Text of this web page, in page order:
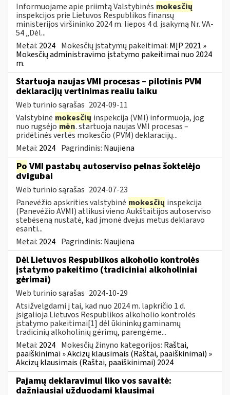
Informuojame apie priimtą Valstybinės mokesčių
inspekcijos prie Lietuvos Respublikos finansų
ministerijos viršininko 2024 m. liepos 4 d. įsakymą Nr. VA-
54 „Dėl...
Metai: 2024 Mokesčių įstatymų pakeitimai: MĮP 2021 »
Mokesčių administravimo įstatymo pakeitimai nuo 2024
m.
Startuoja naujas VMI procesas – pilotinis PVM
deklaracijų vertinimas realiu laiku
Web turinio sąrašas 2024-09-11
Valstybinė mokesčių inspekcija (VMI) informuoja, jog
nuo rugsėjomėn. startuoja naujas VMI procesas –
pridėtinės vertės mokesčio (PVM) deklaracijų...
Metai: 2024 Pagrindinis: Naujiena
Po VMI pastabų autoserviso pelnas šoktelėjo
dvigubai
Web turinio sąrašas 2024-07-23
Panevėžio apskrities valstybinė mokesčių inspekcija
(Panevėžio AVMI) atlikusi vieno Aukštaitijos autoserviso
stebėseną nustatė, kad įmonė dvejus metus deklaravo
esanti...
Metai: 2024 Pagrindinis: Naujiena
Dėl Lietuvos Respublikos alkoholio kontrolės
įstatymo pakeitimo (tradiciniai alkoholiniai
gėrimai)
Web turinio sąrašas 2024-10-29
Atsižvelgdami į tai, kad nuo 2024 m. lapkričio 1 d.
įsigalioja Lietuvos Respublikos alkoholio kontrolės
įstatymo pakeitimai[1] dėl ūkininkų gaminamų
tradicinių alkoholinių gėrimų, parengėme...
Metai: 2024 Mokesčių žinyno kategorijos: Raštai,
paaiškinimai » Akcizų klausimais (Raštai, paaiškinimai) »
Akcizų klausimais (Raštai, paaiškinimai) 2024
Pajamų deklaravimui liko vos savaitė:
dažniausiai užduodami klausimai